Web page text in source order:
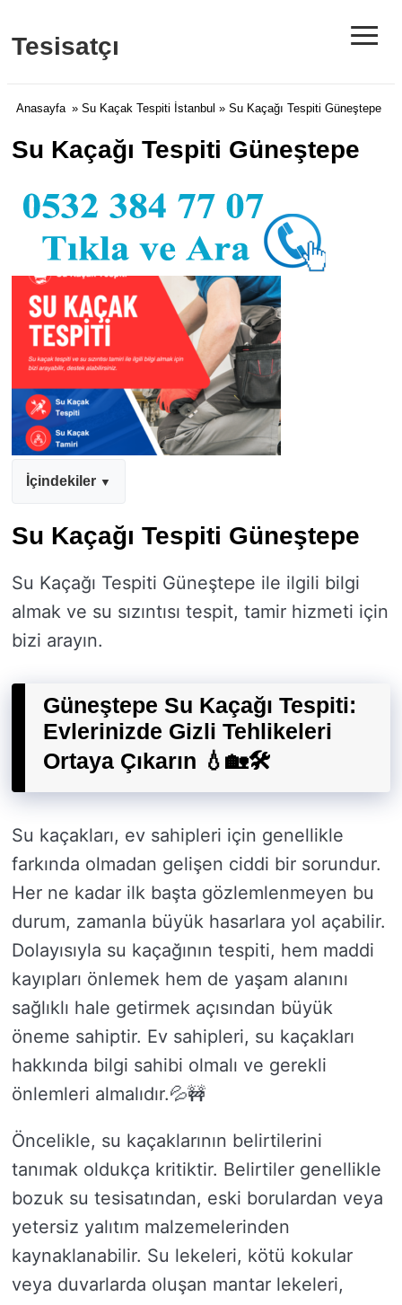
Tesisatçı ≡
Anasayfa » Su Kaçak Tespiti İstanbul » Su Kaçağı Tespiti Güneştepe
Su Kaçağı Tespiti Güneştepe
İçindekiler
Su Kaçağı Tespiti Güneştepe
Su Kaçağı Tespiti Güneştepe ile ilgili bilgi
almak ve su sızıntısı tespit, tamir hizmeti için
bizi arayın.
Güneştepe Su Kaçağı Tespiti:
Evlerinizde Gizli Tehlikeleri
Ortaya Çıkarın 💧🏡🛠️
Su kaçakları, ev sahipleri için genellikle
farkında olmadan gelişen ciddi bir sorundur.
Her ne kadar ilk başta gözlemlenmeyen bu
durum, zamanla büyük hasarlara yol açabilir.
Dolayısıyla su kaçağının tespiti, hem maddi
kayıpları önlemek hem de yaşam alanını
sağlıklı hale getirmek açısından büyük
öneme sahiptir. Ev sahipleri, su kaçakları
hakkında bilgi sahibi olmalı ve gerekli
önlemleri almalıdır.💦🚧
Öncelikle, su kaçaklarının belirtilerini
tanımak oldukça kritiktir. Belirtiler genellikle
bozuk su tesisatından, eski borulardan veya
yetersiz yalıtım malzemelerinden
kaynaklanabilir. Su lekeleri, kötü kokular
veya duvarlarda oluşan mantar lekeleri,